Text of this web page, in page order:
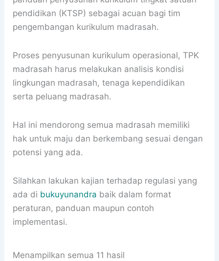
pendidikan (KTSP) sebagai acuan bagi tim
pengembangan kurikulum madrasah.
Proses penyusunan kurikulum operasional, TPK
madrasah harus melakukan analisis kondisi
lingkungan madrasah, tenaga kependidikan
serta peluang madrasah.
Hal ini mendorong semua madrasah memiliki
hak untuk maju dan berkembang sesuai dengan
potensi yang ada.
Silahkan lakukan kajian terhadap regulasi yang
ada di bukuyunandra baik dalam format
peraturan, panduan maupun contoh
implementasi.
Menampilkan semua 11 hasil